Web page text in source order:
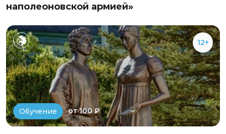
наполеоновской армией»
12+
Обучение от 100 ₽